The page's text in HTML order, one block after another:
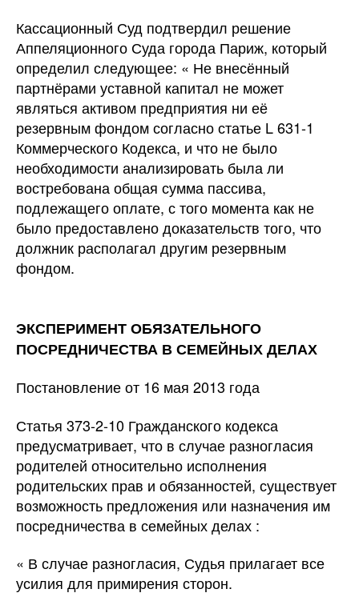
Кассационный Суд подтвердил решение
Аппеляционного Суда города Париж, который
определил следующее: « Не внесённый
партнёрами уставной капитал не может
являться активом предприятия ни её
резервным фондом согласно статье L 631-1
Коммерческого Кодекса, и что не было
необходимости анализировать была ли
востребована общая сумма пассива,
подлежащего оплате, с того момента как не
было предоставлено доказательств того, что
должник располагал другим резервным
фондом.
ЭКСПЕРИМЕНТ ОБЯЗАТЕЛЬНОГО
ПОСРЕДНИЧЕСТВА В СЕМЕЙНЫХ ДЕЛАХ
Постановление от 16 мая 2013 года
Статья 373-2-10 Гражданского кодекса
предусматривает, что в случае разногласия
родителей относительно исполнения
родительских прав и обязанностей, существует
возможность предложения или назначения им
посредничества в семейных делах :
« В случае разногласия, Судья прилагает все
усилия для примирения сторон.